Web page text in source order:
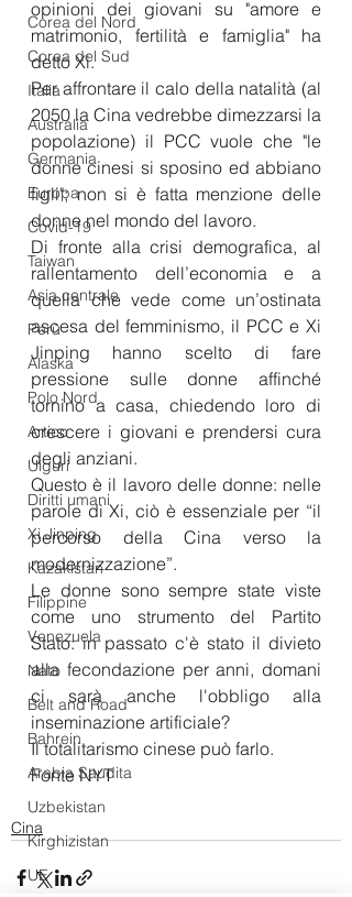
Corea del Nord
Corea del Sud
Italia
Australia
Germania
Europa
Covid-19
Taiwan
Asia centrale
Perù
Alaska
Polo Nord
Artico
Uiguri
Diritti umani
Xi Jinping
Kazakistan
Filippine
Venezuela
Nato
Belt and Road
Bahrein
Arabia Saudita
Uzbekistan
Kirghizistan
UE
opinioni dei giovani su "amore e
matrimonio, fertilità e famiglia" ha
detto Xi.
Per affrontare il calo della natalità (al
2050 la Cina vedrebbe dimezzarsi la
popolazione) il PCC vuole che "le
donne cinesi si sposino ed abbiano
figli"; non si è fatta menzione delle
donne nel mondo del lavoro.
Di fronte alla crisi demografica, al
rallentamento dell’economia e a
quella che vede come un’ostinata
ascesa del femminismo, il PCC e Xi
Jinping hanno scelto di fare
pressione sulle donne affinché
tornino a casa, chiedendo loro di
crescere i giovani e prendersi cura
degli anziani.
Questo è il lavoro delle donne: nelle
parole di Xi, ciò è essenziale per “il
percorso della Cina verso la
modernizzazione”.
Le donne sono sempre state viste
come uno strumento del Partito
Stato: in passato c'è stato il divieto
alla fecondazione per anni, domani
ci sarà anche l'obbligo alla
inseminazione artificiale?
Il totalitarismo cinese può farlo.
Fonte NYT
Cina